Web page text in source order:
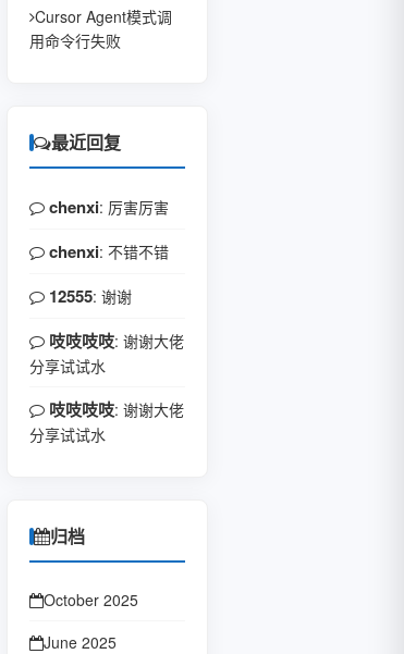
Cursor Agent模式调
用命令行失败
最近回复
chenxi: 厉害厉害
chenxi: 不错不错
12555: 谢谢
吱吱吱吱: 谢谢大佬
分享试试水
吱吱吱吱: 谢谢大佬
分享试试水
归档
October 2025
June 2025